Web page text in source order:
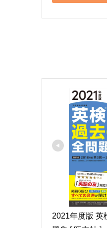
2021年度版 英